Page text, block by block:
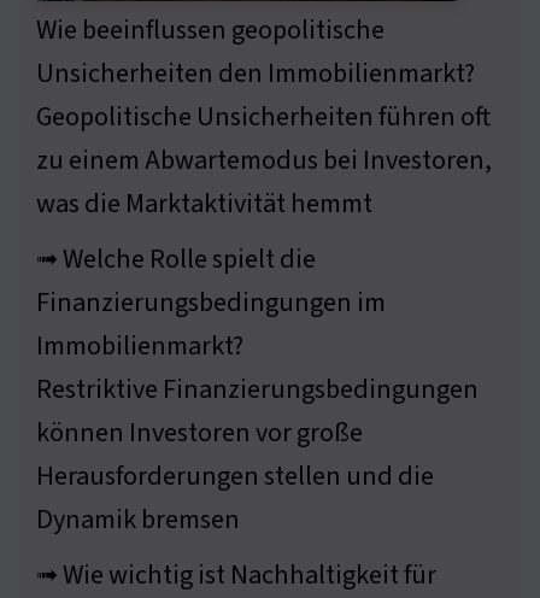
Wie beeinflussen geopolitische
Unsicherheiten den Immobilienmarkt?
Geopolitische Unsicherheiten führen oft
zu einem Abwartemodus bei Investoren,
was die Marktaktivität hemmt
➟ Welche Rolle spielt die
Finanzierungsbedingungen im
Immobilienmarkt?
Restriktive Finanzierungsbedingungen
können Investoren vor große
Herausforderungen stellen und die
Dynamik bremsen
➟ Wie wichtig ist Nachhaltigkeit für